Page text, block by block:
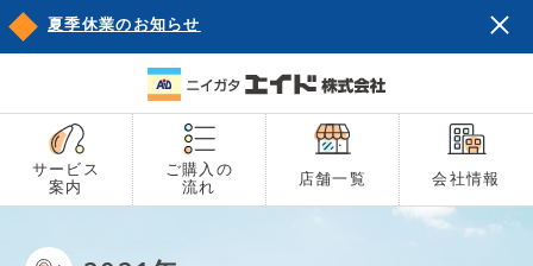
夏季休業のお知らせ
サービス
案内
ご購入の
流れ
店舗一覧 会社情報